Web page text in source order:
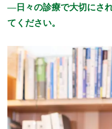
※診療時間や臨時休診・診療
公式HP
日々の診療で大切にさ
てください。